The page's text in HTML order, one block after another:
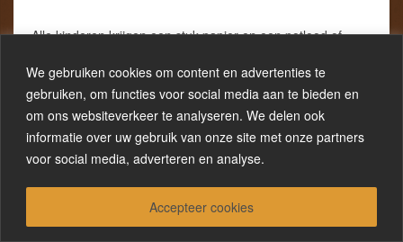
We gebruiken cookies om content en advertenties te
gebruiken, om functies voor social media aan te bieden en
om ons websiteverkeer te analyseren. We delen ook
informatie over uw gebruik van onze site met onze partners
voor social media, adverteren en analyse.
Accepteer cookies
Alle kinderen krijgen een stuk papier en een potlood of
ballet gaan uitvoeren, maar alleen met het potlood. Dus
laat het potlood zwierige lijnen trekken en pirouettes maken
op de maat van de muziek.
De leerkracht zet een swingend stuk dansmuziek op.
Belangrijk is dat het stuk dansmuziek geschikt is om ronde
doorlopende lijnen lekker over het papier te laten zwieren,
een wals of een polka.
Na afloop staat er een beweeglijk lijnenspel op het papier
van de leerlingen. Laat de kinderen deze lijnen nu invullen